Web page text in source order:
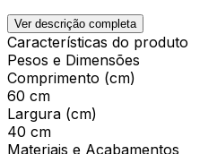
Ver descrição completa
Características do produto
Pesos e Dimensões
Comprimento (cm)
60 cm
Largura (cm)
40 cm
Materiais e Acabamentos